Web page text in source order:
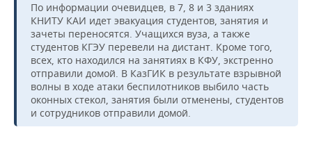
По информации очевидцев, в 7, 8 и 3 зданиях
КНИТУ КАИ идет эвакуация студентов, занятия и
зачеты переносятся. Учащихся вуза, а также
студентов КГЭУ перевели на дистант. Кроме того,
всех, кто находился на занятиях в КФУ, экстренно
отправили домой. В КазГИК в результате взрывной
волны в ходе атаки беспилотников выбило часть
оконных стекол, занятия были отменены, студентов
и сотрудников отправили домой.